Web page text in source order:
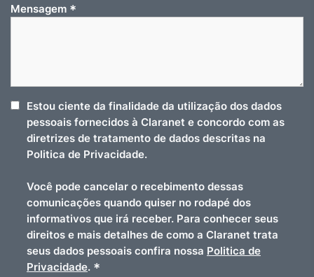
Mensagem *
Estou ciente da finalidade da utilização dos dados
pessoais fornecidos à Claranet e concordo com as
diretrizes de tratamento de dados descritas na
Politica de Privacidade.
Você pode cancelar o recebimento dessas
comunicações quando quiser no rodapé dos
informativos que irá receber. Para conhecer seus
direitos e mais detalhes de como a Claranet trata
seus dados pessoais confira nossa Politica de
Privacidade. *